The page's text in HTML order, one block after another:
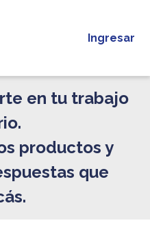
Ingresar
en tu trabajo
productos y
que